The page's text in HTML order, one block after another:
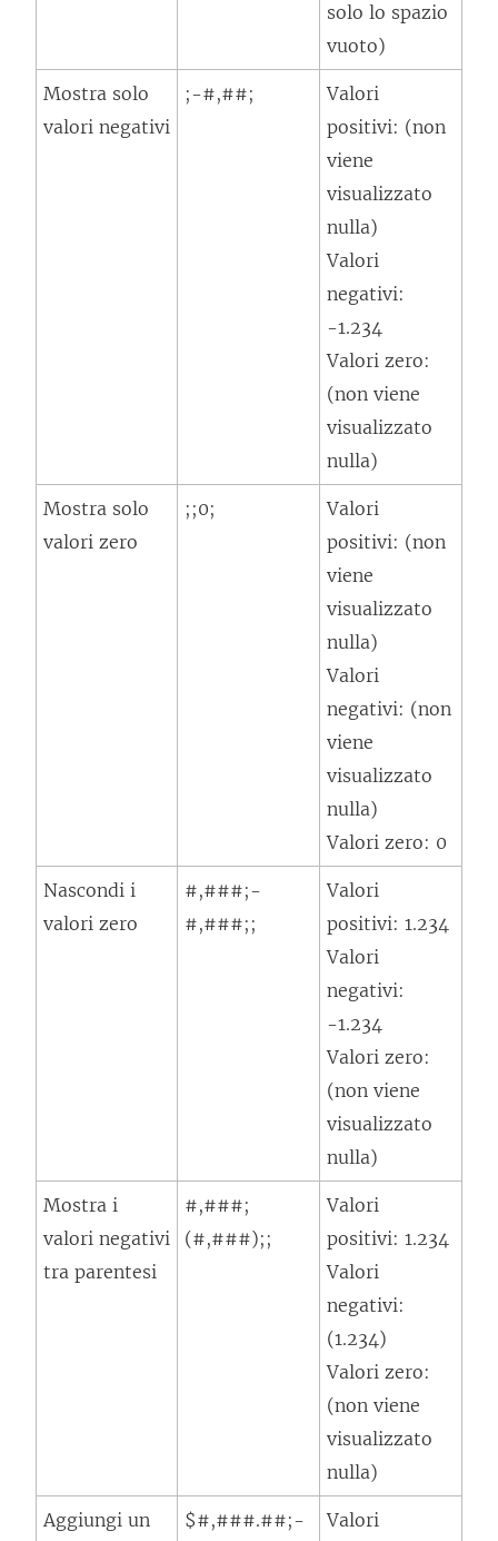
solo lo spazio
vuoto)
Mostra solo
valori negativi
;-#,##;
Valori
positivi: (non
viene
visualizzato
nulla)
Valori
negativi:
-1.234
Valori zero:
(non viene
visualizzato
nulla)
Mostra solo
valori zero
;;0;
Valori
positivi: (non
viene
visualizzato
nulla)
Valori
negativi: (non
viene
visualizzato
nulla)
Valori zero: 0
Nascondi i
valori zero
#,###;-
#,###;;
Valori
positivi: 1.234
Valori
negativi:
-1.234
Valori zero:
(non viene
visualizzato
nulla)
Mostra i
valori negativi
tra parentesi
#,###;
(#,###);;
Valori
positivi: 1.234
Valori
negativi:
(1.234)
Valori zero:
(non viene
visualizzato
nulla)
Aggiungi un
$#,###.##;-
Valori